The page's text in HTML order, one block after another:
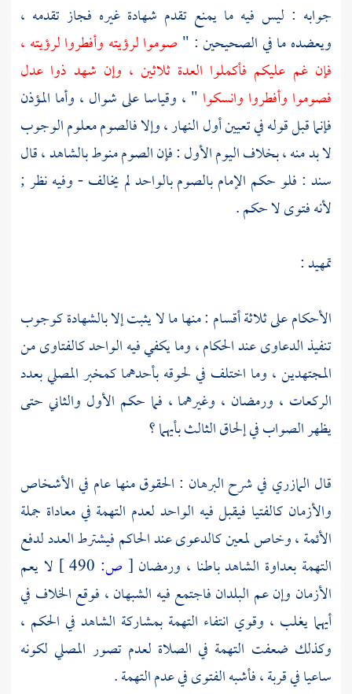
جوابه : ليس فيه ما يمنع تقدم شهادة غيره فجاز تقدمه ،
ويعضده ما في الصحيحين : " صوموا لرؤيته وأفطروا لرؤيته ،
فإن غم عليكم فأكملوا العدة ثلاثين ، وإن شهد ذوا عدل
فصوموا وأفطروا وانسكوا " ، وقياسا على شوال ، وأما المؤذن
فإنما قبل قوله في تعيين أول النهار ، وإلا فالصوم معلوم الوجوب
لا بد منه ، بخلاف اليوم الأول : فإن الصوم منوط بالشاهد ، قال
سند : فلو حكم الإمام بالصوم بالواحد لم يخالف - وفيه نظر ;
لأنه فتوى لا حكم .
تمهيد :
الأحكام على ثلاثة أقسام : منها ما لا يثبت إلا بالشهادة كوجوب
تنفيذ الدعاوى عند الحكام ، وما يكفي فيه الواحد كالفتاوى من
المجتهدين ، وما اختلف في لحوقه بأحدهما كمخبر المصلي بعدد
الركعات ، ورمضان ، وغيرهما ، فما حكم الأول والثاني حتى
يظهر الصواب في إلحاق الثالث بأيهما ؟
قال المازري في شرح البرهان : الحقوق منها عام في الأشخاص
والأزمان كالفتيا فيقبل فيه الواحد لعدم التهمة في معاداة جملة
الأئمة ، وخاص لمعين كالدعوى عند الحاكم فيشترط العدد لدفع
التهمة بعداوة الشاهد باطنا ، ورمضان [ ص:
لا يعم
الأزمان وإن عم البلدان فاجتمع فيه الشبهان ، فوقع الخلاف في
أيهما يغلب ، وقوي انتفاء التهمة بمشاركة الشاهد في الحكم ،
وكذلك ضعفت التهمة في الصلاة لعدم تصور المصلي لكونه
ساعيا في قربة ، فأشبه الفتوى في عدم التهمة .